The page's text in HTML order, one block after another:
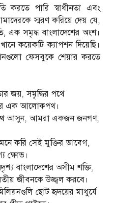
পারি স্বাধীনতা এবং
স্মরণ করিয়ে দেয় যে,
সমৃদ্ধ বাংলাদেশের অংশ।
কয়েকটি ক্যাপশন দিয়েছি।
ফেসবুকে শেয়ার করতে
জয়, সমৃদ্ধির পথে
এক আলোকপথ।
আসুন, আমরা একজন জনগণ,
করি সেই মুক্তির আবেগ,
ক্ষোভ।
বাংলাদেশের অসীম শক্তি,
জীবনকে উজ্জ্বল করবে।
ছোট হৃদয়ের মাধুর্যে